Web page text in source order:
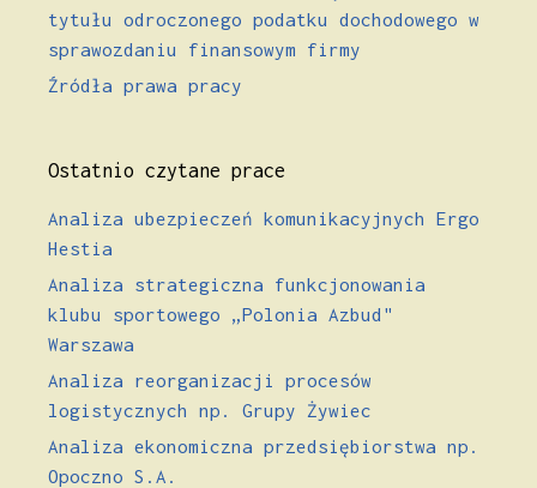
tytułu odroczonego podatku dochodowego w
sprawozdaniu finansowym firmy
Źródła prawa pracy
Ostatnio czytane prace
Analiza ubezpieczeń komunikacyjnych Ergo
Hestia
Analiza strategiczna funkcjonowania
klubu sportowego „Polonia Azbud"
Warszawa
Analiza reorganizacji procesów
logistycznych np. Grupy Żywiec
Analiza ekonomiczna przedsiębiorstwa np.
Opoczno S.A.